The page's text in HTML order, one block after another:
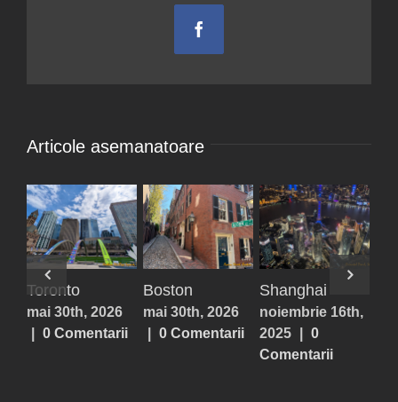
Articole asemanatoare
30th, 2026
0 Comentarii
Boston
mai 30th, 2026
| 0 Comentarii
Shanghai
noiembrie 16th,
2025
| 0
Comentarii